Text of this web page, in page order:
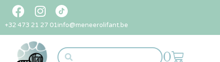
+32 473 21 27 01info@meneerolifant.be
0